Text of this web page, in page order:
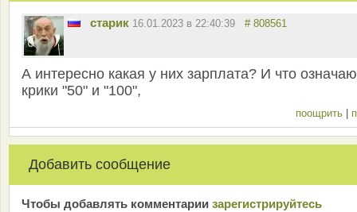
старик 16.01.2023 в 22:40:39 # 808561
А интересно какая у них зарплата? И что
крики "50" и "100",
поощрить
Добавить сообщение
Чтобы добавлять комментарии зарeгиcтрирyйтeсь